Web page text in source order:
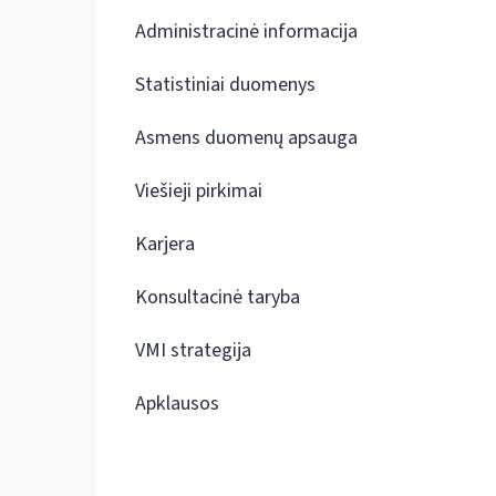
Administracinė informacija
Statistiniai duomenys
Asmens duomenų apsauga
Viešieji pirkimai
Karjera
Konsultacinė taryba
VMI strategija
Apklausos